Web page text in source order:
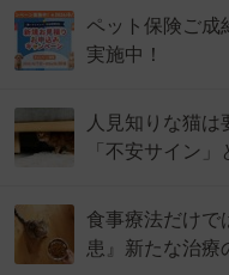
ペット保険ご成
実施中！
人見知りな猫は
「不安サイン
食事療法だけで
患』新たな治